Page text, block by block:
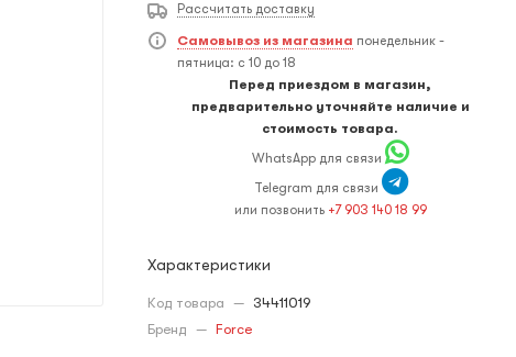
Рассчитать доставку
Самовывоз из магазина понедельник -
пятница: с 10 до 18
Перед приездом в магазин,
предварительно уточняйте наличие и
стоимость товара.
WhatsApp для связи
Telegram для связи
или позвонить +7 903 140 18 99
Характеристики
Код товара — 34411019
Бренд — Force